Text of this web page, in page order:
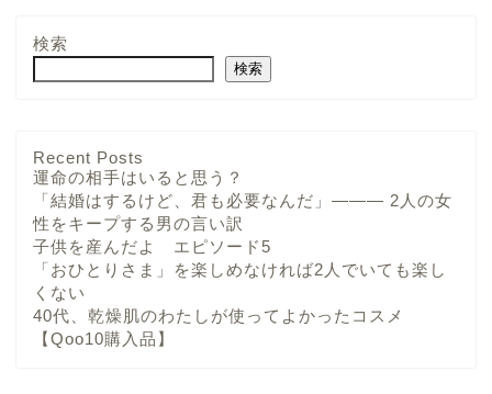
検索
検索
Recent Posts
運命の相手はいると思う？
「結婚はするけど、君も必要なんだ」——— 2人の女
性をキープする男の言い訳
子供を産んだよ エピソード5
「おひとりさま」を楽しめなければ2人でいても楽し
くない
40代、乾燥肌のわたしが使ってよかったコスメ
【Qoo10購入品】